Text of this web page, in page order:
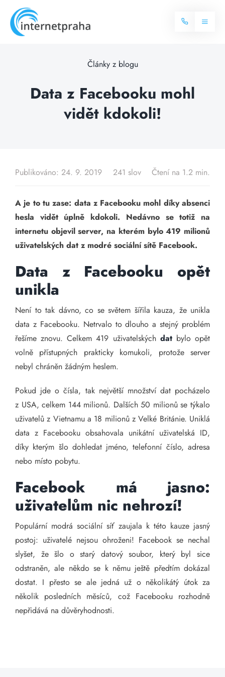
content
Toggle
Internet
Balíčky internetu
Televize
Blog
Kontakt
Články z blogu
Data z Facebooku mohl
vidět kdokoli!
Publikováno: 24. 9. 2019 241 slov Čtení na 1.2 min.
A je to tu zase: data z Facebooku mohl díky absenci
hesla vidět úplně kdokoli. Nedávno se totiž na
internetu objevil server, na kterém bylo 419 milionů
uživatelských dat z modré sociální sítě Facebook.
Data z Facebooku opět
unikla
Není to tak dávno, co se světem šířila kauza, že unikla
data z Facebooku. Netrvalo to dlouho a stejný problém
řešíme znovu. Celkem 419 uživatelských dat bylo opět
volně přístupných prakticky komukoli, protože server
nebyl chráněn žádným heslem.
Pokud jde o čísla, tak největší množství dat pocházelo
z USA, celkem 144 milionů. Dalších 50 milionů se týkalo
uživatelů z Vietnamu a 18 milionů z Velké Británie. Uniklá
data z Facebooku obsahovala unikátní uživatelská ID,
díky kterým šlo dohledat jméno, telefonní číslo, adresa
nebo místo pobytu.
Facebook má jasno:
uživatelům nic nehrozí!
Populární modrá sociální síť zaujala k této kauze jasný
postoj: uživatelé nejsou ohroženi! Facebook se nechal
slyšet, že šlo o starý datový soubor, který byl sice
odstraněn, ale někdo se k němu ještě předtím dokázal
dostat. I přesto se ale jedná už o několikátý útok za
několik posledních měsíců, což Facebooku rozhodně
nepřidává na důvěryhodnosti.